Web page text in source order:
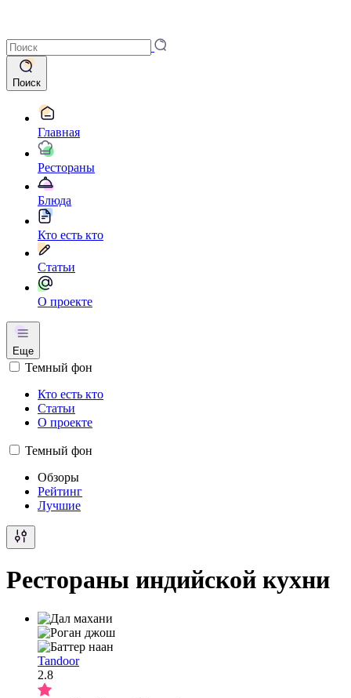
Поиск
Главная
Рестораны
Блюда
Кто есть кто
Статьи
О проекте
Еще
Темный фон
Кто есть кто
Статьи
О проекте
Темный фон
Обзоры
Рейтинг
Лучшие
Рестораны индийской кухни
Tandoor
2.8